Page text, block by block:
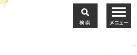
検索 メニュー